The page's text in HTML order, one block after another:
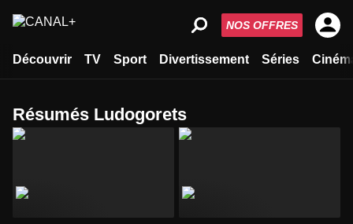
Découvrir TV Sport Divertissement Séries
NOS OFFRES
Résumés Ludogorets